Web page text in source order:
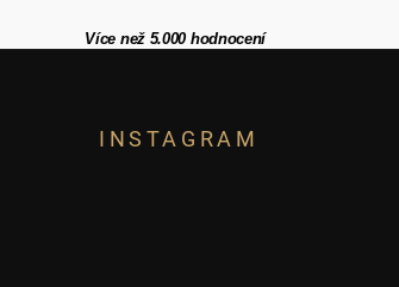
Více než 5.000 hodnocení
INSTAGRAM